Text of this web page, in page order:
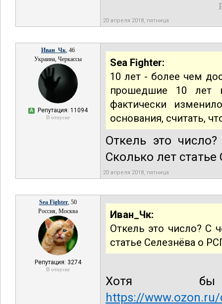
20 апреля 2018, пятница
Иван_Чк, 46
Украина, Черкассы
А Репутация: 11094
В отпуске
Sea Fighter:
10 лет - более чем
прошедшие 10 лет
фактически
основания, считать,
Откель это
Сколько лет
20 апреля 2018, пятница
Sea Fighter, 50
Россия, Москва
Репутация: 3274
В отпуске
Иван_Чк:
Откель это число? С
статье Селезнёва о
Хотя
https://